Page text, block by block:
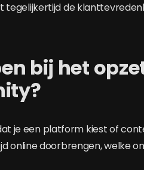
de
bij het
je een platform kiest of
online doorbrengen, welke